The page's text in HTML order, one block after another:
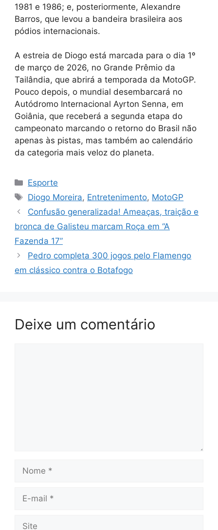
1981 e 1986; e, posteriormente, Alexandre
Barros, que levou a bandeira brasileira aos
pódios internacionais.
A estreia de Diogo está marcada para o dia 1º
de março de 2026, no Grande Prêmio da
Tailândia, que abrirá a temporada da MotoGP.
Pouco depois, o mundial desembarcará no
Autódromo Internacional Ayrton Senna, em
Goiânia, que receberá a segunda etapa do
campeonato marcando o retorno do Brasil não
apenas às pistas, mas também ao calendário
da categoria mais veloz do planeta.
Categorias
Esporte
Tags
Diogo Moreira, Entretenimento, MotoGP
Confusão generalizada! Ameaças, traição e
bronca de Galisteu marcam Roça em “A
Fazenda 17”
Pedro completa 300 jogos pelo Flamengo
em clássico contra o Botafogo
Deixe um comentário
Nome
Site